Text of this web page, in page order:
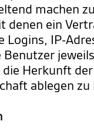
machen
denen ein
Logins, IP-
Herkunft
ablegen zu